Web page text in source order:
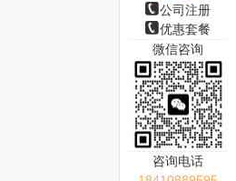
公司注册
优惠套餐
微信咨询
咨询电话